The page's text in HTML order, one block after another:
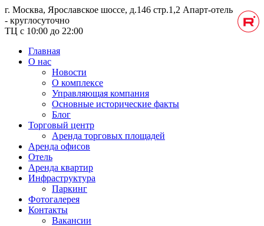
г. Москва, Ярославское шоссе, д.146 стр.1,2 Апарт-отель
- круглосуточно
ТЦ с 10:00 до 22:00
Главная
О нас
Новости
О комплексе
Управляющая компания
Основные исторические факты
Блог
Торговый центр
Аренда торговых площадей
Аренда офисов
Отель
Аренда квартир
Инфраструктура
Паркинг
Фотогалерея
Контакты
Вакансии